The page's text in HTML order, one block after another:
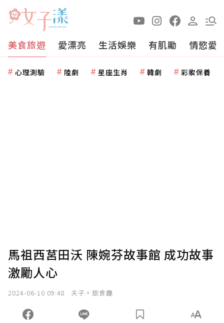
美食旅遊 愛漂亮 生活娛樂 有肌勵 情慾愛
心理測驗 陸劇 星座生肖 韓劇 彩妝保養
馬祖西莒田沃 陳婉芬故事館 成功故事
激勵人心
2024-06-10 09:48 夫子。旅食趣